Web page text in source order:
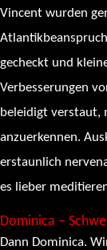
Vincent wurden
gecheckt und
Verbesserungen
beleidigt verstaut,
anzuerkennen.
erstaunlich
es lieber
Dominica –
Dann Dominica.